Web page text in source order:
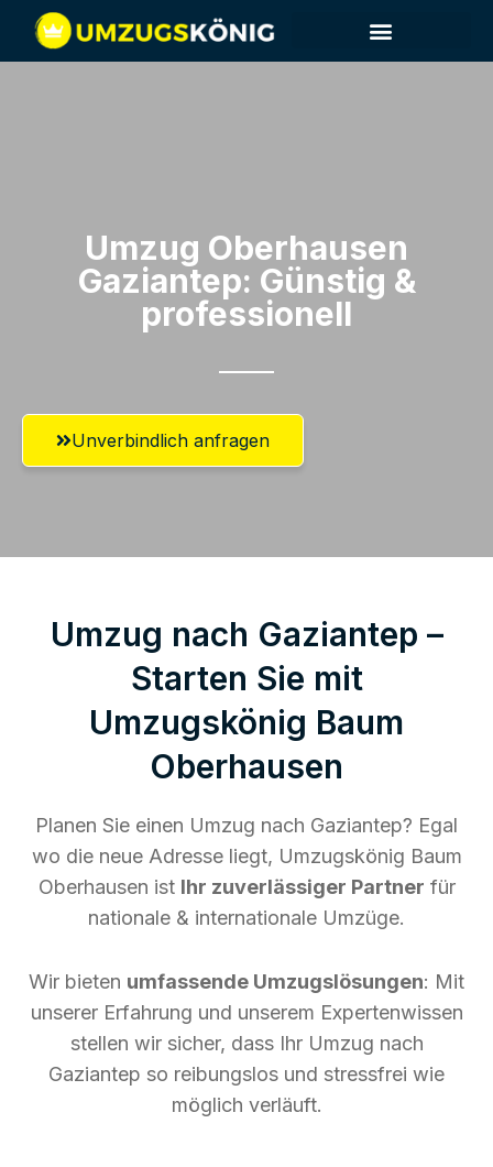
Umzug Oberhausen​
Gaziantep: Günstig &
professionell​
Unverbindlich anfragen
Umzug nach Gaziantep –
Starten Sie mit
Umzugskönig Baum
Oberhausen
Planen Sie einen Umzug nach Gaziantep? Egal
wo die neue Adresse liegt, Umzugskönig Baum
Oberhausen ist Ihr zuverlässiger Partner für
nationale & internationale Umzüge.
Wir bieten umfassende Umzugslösungen: Mit
unserer Erfahrung und unserem Expertenwissen
stellen wir sicher, dass Ihr Umzug nach
Gaziantep so reibungslos und stressfrei wie
möglich verläuft.